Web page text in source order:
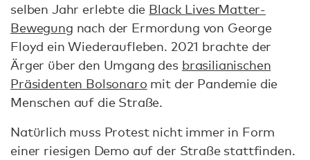
selben Jahr erlebte die Black Lives Matter-
Bewegung nach der Ermordung von George
Floyd ein Wiederaufleben. 2021 brachte der
Ärger über den Umgang des brasilianischen
Präsidenten Bolsonaro mit der Pandemie die
Menschen auf die Straße.
Natürlich muss Protest nicht immer in Form
einer riesigen Demo auf der Straße stattfinden.